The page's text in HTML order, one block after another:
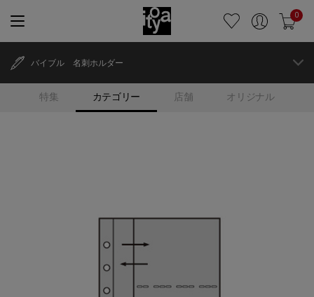
0
特集 カテゴリー 店舗 オリジナル
バイブル 名刺ホルダー